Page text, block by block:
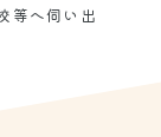
等へ伺い出